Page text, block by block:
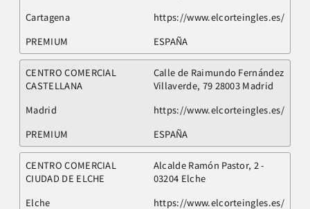
Cartagena
https://www.elcorteingles.es/
PREMIUM
ESPAÑA
CENTRO COMERCIAL
CASTELLANA
Calle de Raimundo Fernández
Villaverde, 79 28003 Madrid
Madrid
https://www.elcorteingles.es/
PREMIUM
ESPAÑA
CENTRO COMERCIAL
CIUDAD DE ELCHE
Alcalde Ramón Pastor, 2 -
03204 Elche
Elche
https://www.elcorteingles.es/